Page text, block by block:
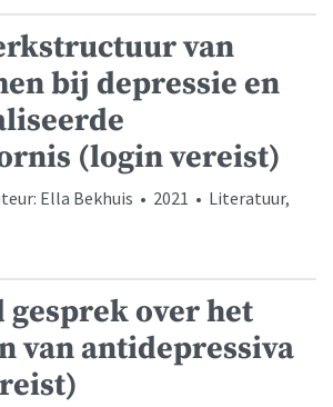
van
bij depressie en
(login vereist)
Ella Bekhuis • 2021 • Literatuur,
gesprek over het
van antidepressiva